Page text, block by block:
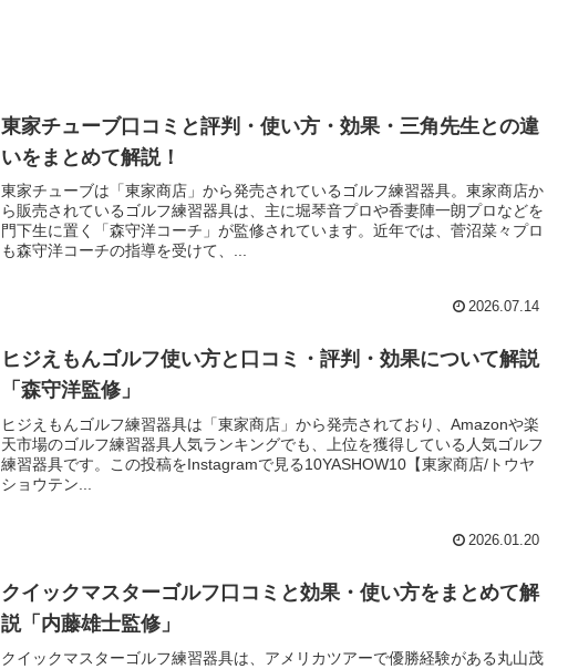
東家チューブ口コミと評判・使い方・効果・三角先生との違
いをまとめて解説！
東家チューブは「東家商店」から発売されているゴルフ練習器具。東家商店か
ら販売されているゴルフ練習器具は、主に堀琴音プロや香妻陣一朗プロなどを
門下生に置く「森守洋コーチ」が監修されています。近年では、菅沼菜々プロ
も森守洋コーチの指導を受けて、...
2026.07.14
ヒジえもんゴルフ使い方と口コミ・評判・効果について解説
「森守洋監修」
ヒジえもんゴルフ練習器具は「東家商店」から発売されており、Amazonや楽
天市場のゴルフ練習器具人気ランキングでも、上位を獲得している人気ゴルフ
練習器具です。この投稿をInstagramで見る10YASHOW10【東家商店/トウヤ
ショウテン...
2026.01.20
クイックマスターゴルフ口コミと効果・使い方をまとめて解
説「内藤雄士監修」
クイックマスターゴルフ練習器具は、アメリカツアーで優勝経験がある丸山茂